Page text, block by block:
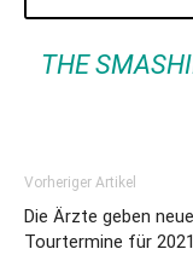
THE
Vorheriger Artikel
Die Ärzte geben neue
Tourtermine für